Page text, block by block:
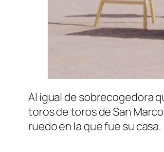
Al igual de sobrecogedora
toros de toros de San
ruedo en la que fue su casa.